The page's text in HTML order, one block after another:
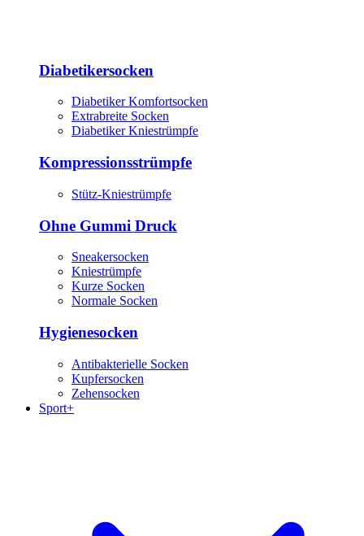
Diabetikersocken
Diabetiker Komfortsocken
Extrabreite Socken
Diabetiker Kniestrümpfe
Kompressionsstrümpfe
Stütz-Kniestrümpfe
Ohne Gummi Druck
Sneakersocken
Kniestrümpfe
Kurze Socken
Normale Socken
Hygienesocken
Antibakterielle Socken
Kupfersocken
Zehensocken
Sport+